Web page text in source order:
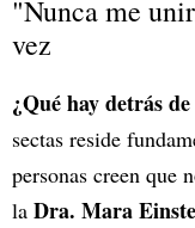
"Nunca me
vez
¿Qué hay detrás
sectas reside
personas creen que
la Dra. Mara